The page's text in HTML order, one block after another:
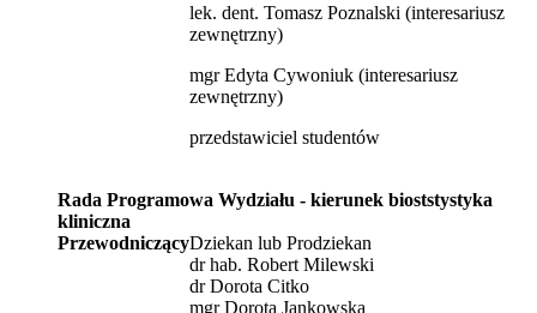
lek. dent. Tomasz Poznalski (interesariusz
zewnętrzny)
mgr Edyta Cywoniuk (interesariusz
zewnętrzny)
przedstawiciel studentów
Rada Programowa Wydziału - kierunek bioststystyka
kliniczna
PrzewodniczącyDziekan lub Prodziekan
dr hab. Robert Milewski
dr Dorota Citko
mgr Dorota Jankowska